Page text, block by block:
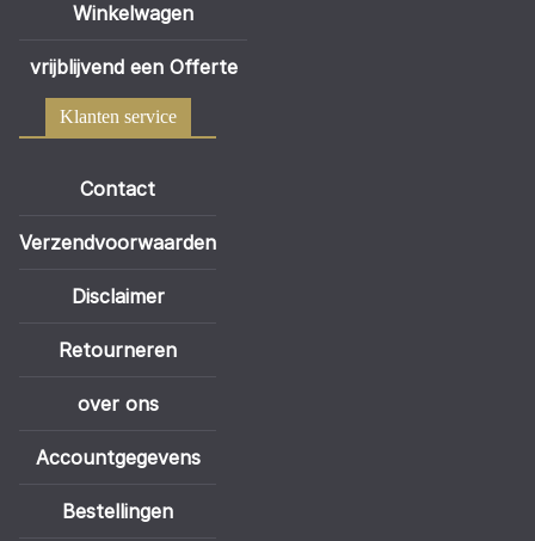
Winkelwagen
vrijblijvend een Offerte
Klanten service
Contact
Verzendvoorwaarden
Disclaimer
Retourneren
over ons
Accountgegevens
Bestellingen